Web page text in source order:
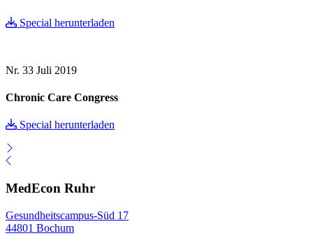
Special herunterladen
Nr. 33 Juli 2019
Chronic Care Congress
Special herunterladen
MedEcon Ruhr
Gesundheitscampus-Süd 17
44801 Bochum